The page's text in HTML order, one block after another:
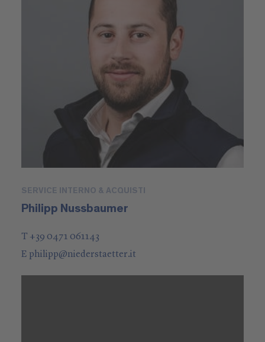
SERVICE INTERNO & ACQUISTI
Philipp Nussbaumer
T +39 0471 061143
E philipp@niederstaetter.it